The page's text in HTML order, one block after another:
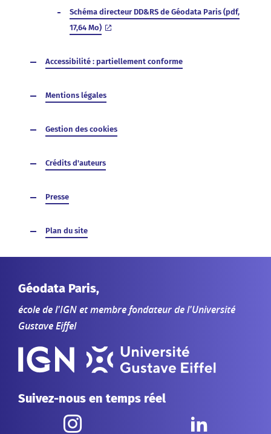
Schéma directeur DD&RS de Géodata Paris (pdf,
17,64 Mo)
Accessibilité : partiellement conforme
Mentions légales
Gestion des cookies
Crédits d'auteurs
Presse
Plan du site(page courante)
Géodata Paris,
école de l'IGN et membre fondateur de l'Université
Gustave Eiffel
Suivez-nous en temps réel